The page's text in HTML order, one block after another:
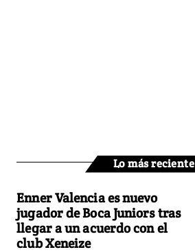
Lo más reciente
Enner Valencia es nuevo
jugador de Boca Juniors tras
llegar a un acuerdo con el
club Xeneize